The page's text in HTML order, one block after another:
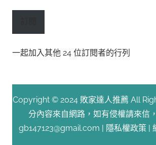
郵
址
一起加入其他 24 位訂閱者的行列
Copyright © 2024 敗家達人推薦 All
分內容來自網路，如有侵權請來信
gb147123@gmail.com | 隱私權政策 |